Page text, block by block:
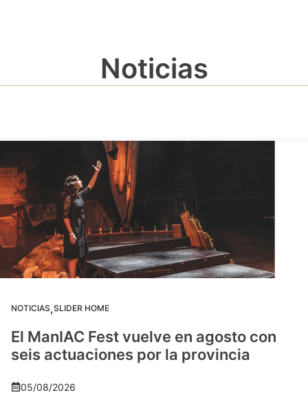
Noticias
NOTICIAS,SLIDER HOME
El ManIAC Fest vuelve en agosto con
seis actuaciones por la provincia
05/08/2026